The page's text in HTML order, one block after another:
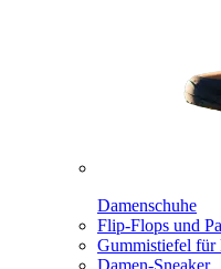
Damenschuhe
Flip-Flops und
Gummistiefel für
Damen-Sneaker